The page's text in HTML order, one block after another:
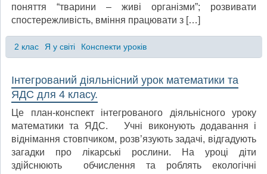
поняття “тварини – живі організми”; розвивати
спостережливість, вміння працювати з […]
2 клас Я у світі Конспекти уроків
Інтегрований діяльнісний урок математики та
ЯДС для 4 класу.
Це план-конспект інтегрованого діяльнісного уроку
математики та ЯДС. Учні виконують додавання і
віднімання стовпчиком, розв’язують задачі, відгадують
загадки про лікарські рослини. На уроці діти
здійснюють обчислення та роблять екологічні